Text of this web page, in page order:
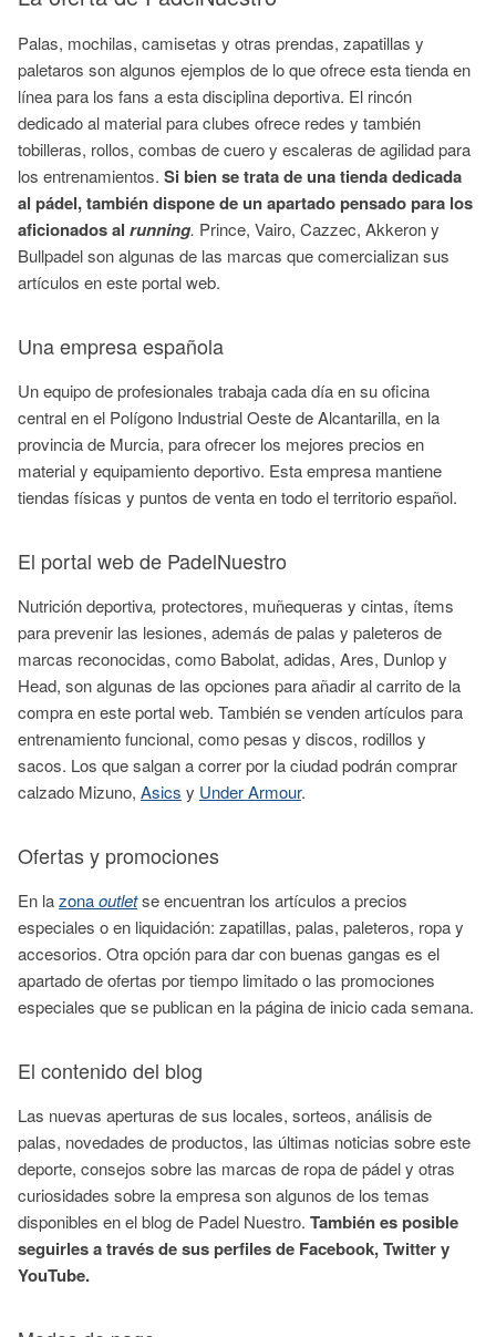
Palas, mochilas, camisetas y otras prendas, zapatillas y
paletaros son algunos ejemplos de lo que ofrece esta tienda en
línea para los fans a esta disciplina deportiva. El rincón
dedicado al material para clubes ofrece redes y también
tobilleras, rollos, combas de cuero y escaleras de agilidad para
los entrenamientos. Si bien se trata de una tienda dedicada
al pádel, también dispone de un apartado pensado para los
aficionados al running. Prince, Vairo, Cazzec, Akkeron y
Bullpadel son algunas de las marcas que comercializan sus
artículos en este portal web.
Una empresa española
Un equipo de profesionales trabaja cada día en su oficina
central en el Polígono Industrial Oeste de Alcantarilla, en la
provincia de Murcia, para ofrecer los mejores precios en
material y equipamiento deportivo. Esta empresa mantiene
tiendas físicas y puntos de venta en todo el territorio español.
El portal web de PadelNuestro
Nutrición deportiva, protectores, muñequeras y cintas, ítems
para prevenir las lesiones, además de palas y paleteros de
marcas reconocidas, como Babolat, adidas, Ares, Dunlop y
Head, son algunas de las opciones para añadir al carrito de la
compra en este portal web. También se venden artículos para
entrenamiento funcional, como pesas y discos, rodillos y
sacos. Los que salgan a correr por la ciudad podrán comprar
calzado Mizuno, Asics y Under Armour.
Ofertas y promociones
En lazonaoutletse encuentran los artículos a precios
especiales o en liquidación: zapatillas, palas, paleteros, ropa y
accesorios. Otra opción para dar con buenas gangas es el
apartado de ofertas por tiempo limitado o las promociones
especiales que se publican en la página de inicio cada semana.
El contenido del blog
Las nuevas aperturas de sus locales, sorteos, análisis de
palas, novedades de productos, las últimas noticias sobre este
deporte, consejos sobre las marcas de ropa de pádel y otras
curiosidades sobre la empresa son algunos de los temas
disponibles en el blog de Padel Nuestro. También es posible
seguirles a través de sus perfiles de Facebook, Twitter y
YouTube.